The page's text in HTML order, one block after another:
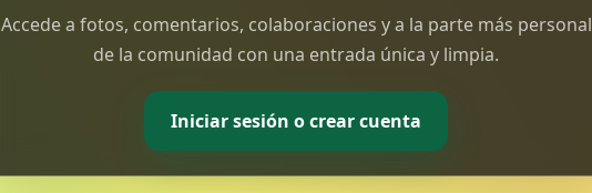
Accede a fotos, comentarios, colaboraciones y a la parte más personal
de la comunidad con una entrada única y limpia.
Iniciar sesión o crear cuenta